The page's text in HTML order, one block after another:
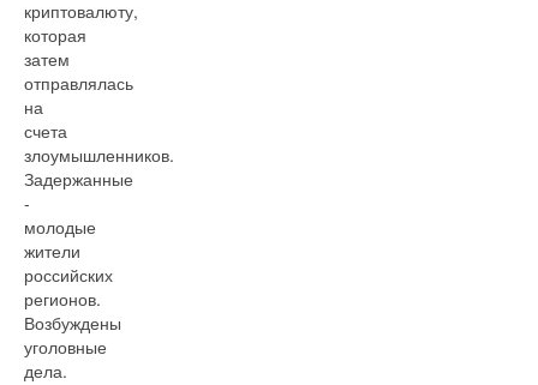
криптовалюту,
которая
затем
отправлялась
на
счета
злоумышленников.
Задержанные
-
молодые
жители
российских
регионов.
Возбуждены
уголовные
дела.